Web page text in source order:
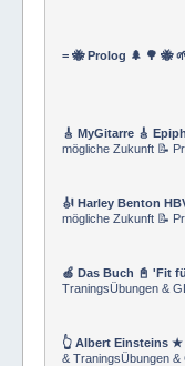
= 🐝 Prolog 🌲 🌳 🐝
🎸 MyGitarre 🎸
mögliche Zukunft 📝
🎻 Harley Benton
mögliche Zukunft 📝
🍏 Das Buch 📓 'Fit
TraningsÜbungen &
👆 Albert Einsteins
& TraningsÜbungen